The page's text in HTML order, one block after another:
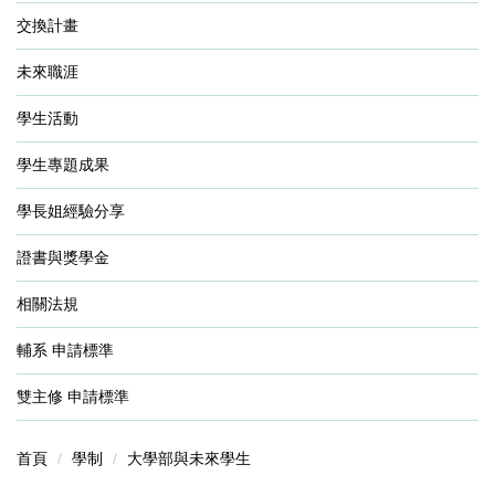
交換計畫
未來職涯
學生活動
學生專題成果
學長姐經驗分享
證書與獎學金
相關法規
輔系 申請標準
雙主修 申請標準
首頁 學制 大學部與未來學生